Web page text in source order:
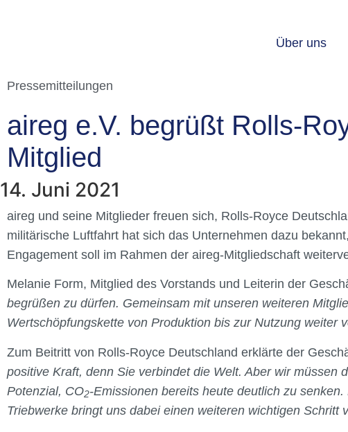
Über uns
Pressemitteilungen
aireg e.V. begrüßt Rolls-
Mitglied
14. Juni 2021
aireg und seine Mitglieder freuen sich, Rolls-Royce
militärische Luftfahrt hat sich das Unternehmen dazu
Engagement soll im Rahmen der aireg-Mitgliedschaft
Melanie Form, Mitglied des Vorstands und Leiterin der
begrüßen zu dürfen. Gemeinsam mit unseren weiteren
Wertschöpfungskette von Produktion bis zur Nutzung weiter
Zum Beitritt von Rolls-Royce Deutschland erklärte der
positive Kraft, denn Sie verbindet die Welt. Aber wir
Potenzial, CO2-Emissionen bereits heute deutlich zu
Triebwerke bringt uns dabei einen weiteren wichtigen